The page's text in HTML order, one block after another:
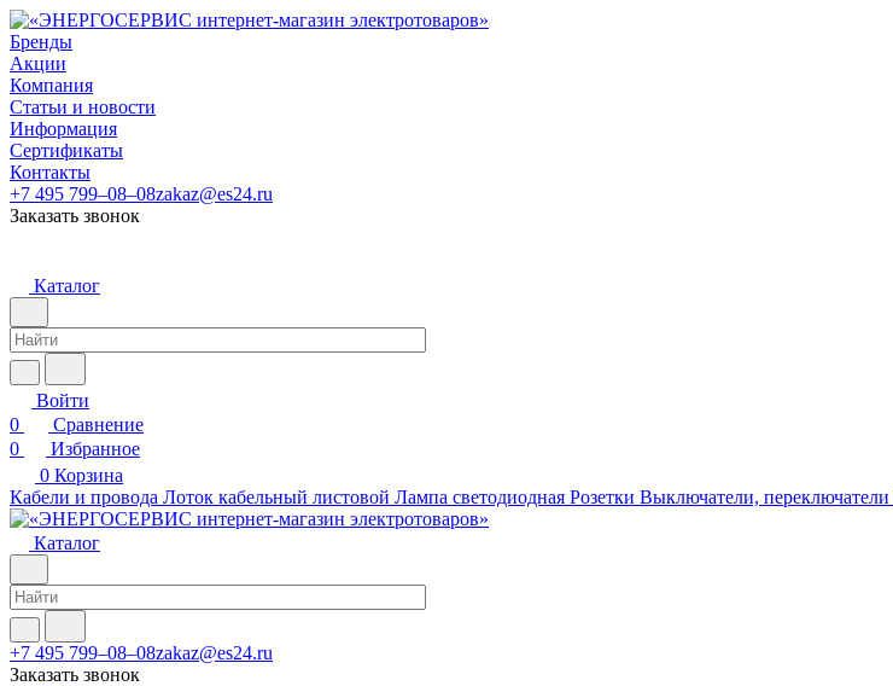
Бренды
Акции
Компания
Статьи и новости
Информация
Сертификаты
Контакты
+7 495 799–08–08zakaz@es24.ru
Заказать звонок
Каталог
Войти
0
Сравнение
0
Избранное
0 Корзина
Кабели и провода Лоток кабельный листовой Лампа светодиодная Розетки Выключатели, переключатели
Каталог
+7 495 799–08–08zakaz@es24.ru
Заказать звонок